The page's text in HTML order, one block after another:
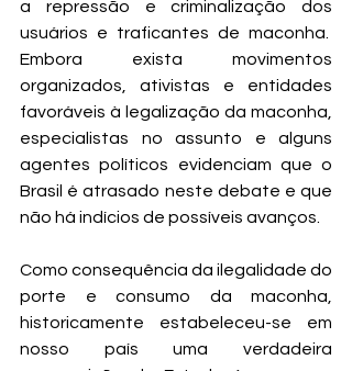
a repressão e criminalização dos
usuários e traficantes de maconha.
Embora exista movimentos
organizados, ativistas e entidades
favoráveis à legalização da maconha,
especialistas no assunto e alguns
agentes políticos evidenciam que o
Brasil é atrasado neste debate e que
não há indícios de possíveis avanços.
Como consequência da ilegalidade do
porte e consumo da maconha,
historicamente estabeleceu-se em
nosso país uma verdadeira